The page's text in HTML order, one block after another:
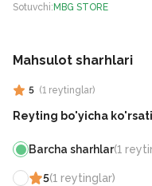
Sotuvchi: MBG STORE
Mahsulot sharhlari
5 (1 reytinglar)
Reyting bo'yicha
Barcha sharhlar(1
5(1 reytinglar)